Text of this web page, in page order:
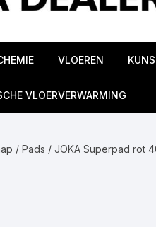
VLOEREN
Ondervloeren
VLOERVERWARMING
/ Pads / JOKA Superpad rot